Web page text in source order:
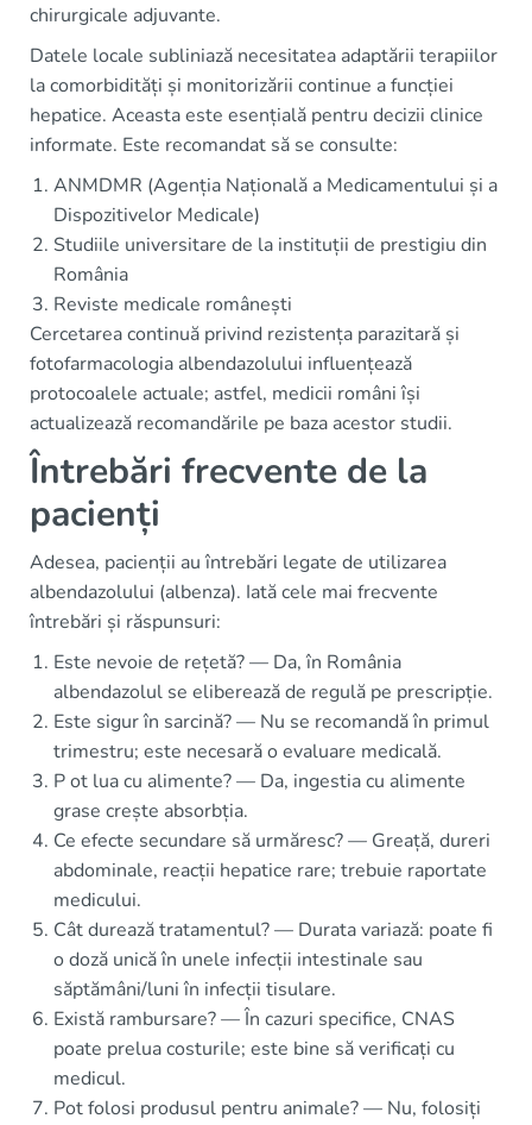
chirurgicale adjuvante.
Datele locale subliniază necesitatea adaptării terapiilor
la comorbidități și monitorizării continue a funcției
hepatice. Aceasta este esențială pentru decizii clinice
informate. Este recomandat să se consulte:
ANMDMR (Agenția Națională a Medicamentului și a
Dispozitivelor Medicale)
Studiile universitare de la instituții de prestigiu din
România
Reviste medicale românești
Cercetarea continuă privind rezistența parazitară și
fotofarmacologia albendazolului influențează
protocoalele actuale; astfel, medicii români își
actualizează recomandările pe baza acestor studii.
Întrebări frecvente de la
pacienți
Adesea, pacienții au întrebări legate de utilizarea
albendazolului (albenza). Iată cele mai frecvente
întrebări și răspunsuri:
Este nevoie de rețetă? — Da, în România
albendazolul se eliberează de regulă pe prescripție.
Este sigur în sarcină? — Nu se recomandă în primul
trimestru; este necesară o evaluare medicală.
P ot lua cu alimente? — Da, ingestia cu alimente
grase crește absorbția.
Ce efecte secundare să urmăresc? — Greață, dureri
abdominale, reacții hepatice rare; trebuie raportate
medicului.
Cât durează tratamentul? — Durata variază: poate fi
o doză unică în unele infecții intestinale sau
săptămâni/luni în infecții tisulare.
Există rambursare? — În cazuri specifice, CNAS
poate prelua costurile; este bine să verificați cu
medicul.
Pot folosi produsul pentru animale? — Nu, folosiți